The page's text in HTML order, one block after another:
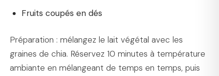
Fruits coupés en dés
Préparation : mélangez le lait végétal avec les
graines de chia. Réservez 10 minutes à température
ambiante en mélangeant de temps en temps, puis